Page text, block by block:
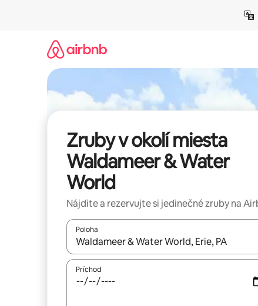
Zruby v okolí miesta
Waldameer & Water
World
Nájdite a rezervujte si jedinečné zruby na
Poloha
Keď budú výsledky k dispozícii, môžete si ich
Príchod